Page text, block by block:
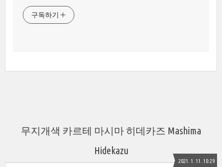
구독하기
무지개색 카르테 마시마 히데카즈 Mashima
Hidekazu
2021. 1. 11. 10:29